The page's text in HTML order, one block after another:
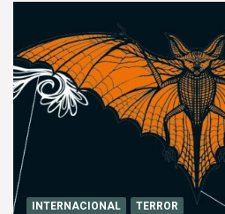
INTERNACIONAL TERROR